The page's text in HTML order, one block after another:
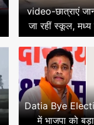
video-छात्राएं
जा रहीं स्कूल, मध्य
Datia Bye
में भाजपा को